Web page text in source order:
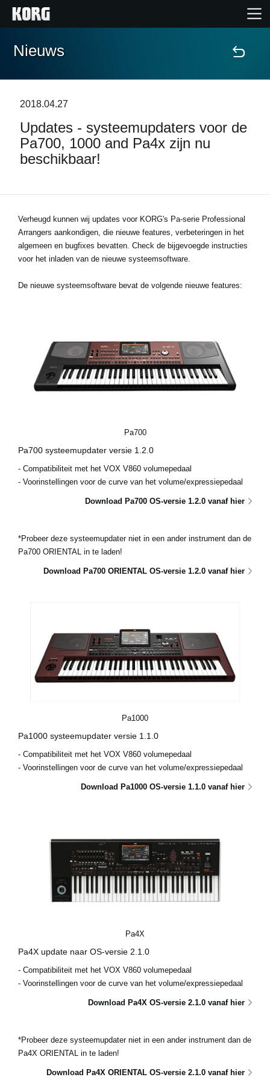
Home
Features
Evenementen
Ondersteuning
Nieuws
locatie
Social Media
Nieuws
2018.04.27
Updates - systeemupdaters voor de
Pa700, 1000 and Pa4x zijn nu
beschikbaar!
Verheugd kunnen wij updates voor KORG's Pa-serie Professional
Arrangers aankondigen, die nieuwe features, verbeteringen in het
algemeen en bugfixes bevatten. Check de bijgevoegde instructies
voor het inladen van de nieuwe systeemsoftware.
De nieuwe systeemsoftware bevat de volgende nieuwe features:
Pa700
Pa700 systeemupdater versie 1.2.0
- Compatibiliteit met het VOX V860 volumepedaal
- Voorinstellingen voor de curve van het volume/expressiepedaal
Download Pa700 OS-versie 1.2.0 vanaf hier
*Probeer deze systeemupdater niet in een ander instrument dan de
Pa700 ORIENTAL in te laden!
Download Pa700 ORIENTAL OS-versie 1.2.0 vanaf hier
Pa1000
Pa1000 systeemupdater versie 1.1.0
- Compatibiliteit met het VOX V860 volumepedaal
- Voorinstellingen voor de curve van het volume/expressiepedaal
Download Pa1000 OS-versie 1.1.0 vanaf hier
Pa4X
Pa4X update naar OS-versie 2.1.0
- Compatibiliteit met het VOX V860 volumepedaal
- Voorinstellingen voor de curve van het volume/expressiepedaal
Download Pa4X OS-versie 2.1.0 vanaf hier
*Probeer deze systeemupdater niet in een ander instrument dan de
Pa4X ORIENTAL in te laden!
Download Pa4X ORIENTAL OS-versie 2.1.0 vanaf hier